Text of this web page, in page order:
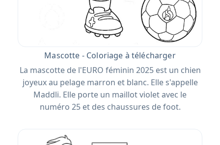
Mascotte - Coloriage à télécharger
La mascotte de l'EURO féminin 2025 est un chien
joyeux au pelage marron et blanc. Elle s'appelle
Maddli. Elle porte un maillot violet avec le
numéro 25 et des chaussures de foot.